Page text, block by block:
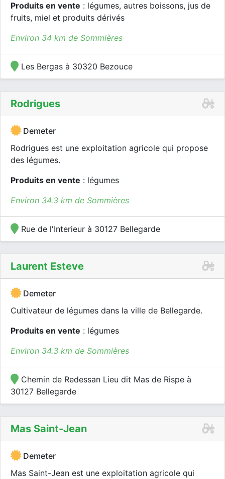
Produits en vente : légumes, autres boissons, jus de
fruits, miel et produits dérivés
Environ 34 km de Sommières
Les Bergas à 30320 Bezouce
Rodrigues
Demeter
Rodrigues est une exploitation agricole qui propose
des légumes.
Produits en vente : légumes
Environ 34.3 km de Sommières
Rue de l'Interieur à 30127 Bellegarde
Laurent Esteve
Demeter
Cultivateur de légumes dans la ville de Bellegarde.
Produits en vente : légumes
Environ 34.3 km de Sommières
Chemin de Redessan Lieu dit Mas de Rispe à
30127 Bellegarde
Mas Saint-Jean
Demeter
Mas Saint-Jean est une exploitation agricole qui